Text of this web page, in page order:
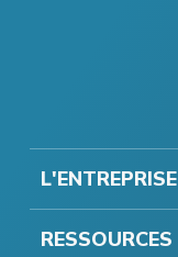
L'ENTREPRISE
RESSOURCES